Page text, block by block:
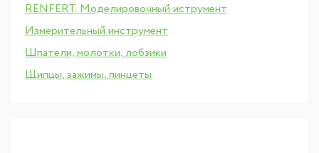
RENFERT. Моделировочный иструмент
Измерительный инструмент
Шпатели, молотки, лобзики
Щипцы, зажимы, пинцеты